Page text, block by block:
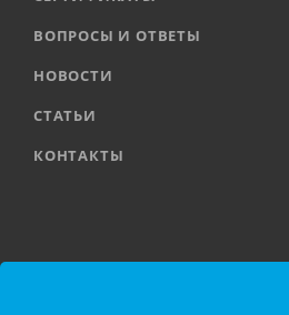
ВОПРОСЫ И ОТВЕТЫ
НОВОСТИ
СТАТЬИ
КОНТАКТЫ